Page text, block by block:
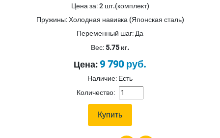
Цена за:2 шт.(комплект)
Пружины:Холодная навивка (Японская сталь)
Переменный шаг: Да
Вес: 5.75 кг.
Цена: 9 790 руб.
Наличие: Есть
Количество: